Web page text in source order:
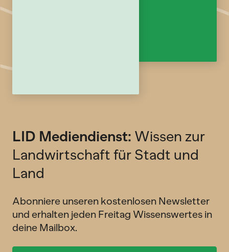
LID Mediendienst: Wissen zur
Landwirtschaft für Stadt und
Land
Abonniere unseren kostenlosen Newsletter
und erhalten jeden Freitag Wissenswertes in
deine Mailbox.